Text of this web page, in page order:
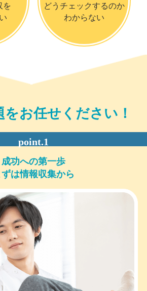
を
どうチェックするのか
わからない
お任せください！
成功への第一歩
ずは情報収集から